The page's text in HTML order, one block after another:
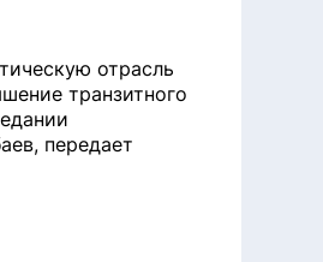
отрасль
транзитного
передает